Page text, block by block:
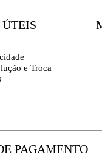
e Troca
PAGAMENTO